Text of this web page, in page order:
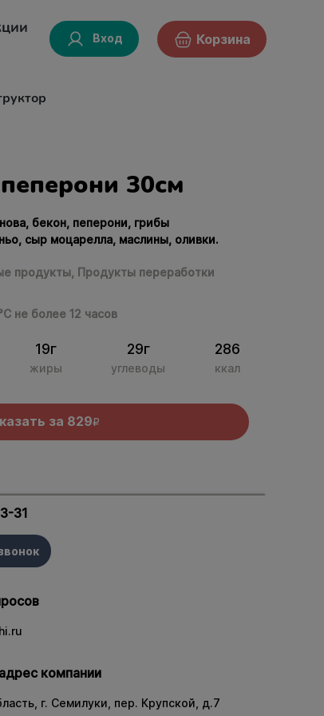
Вход Корзина
30см
бекон, пеперони, грибы
сыр моцарелла, маслины, оливки.
продукты, Продукты переработки
не более 12 часов
19г
жиры
29г
углеводы
286
ккал
за 829R
31
компании
г. Семилуки, пер. Крупской, д.7